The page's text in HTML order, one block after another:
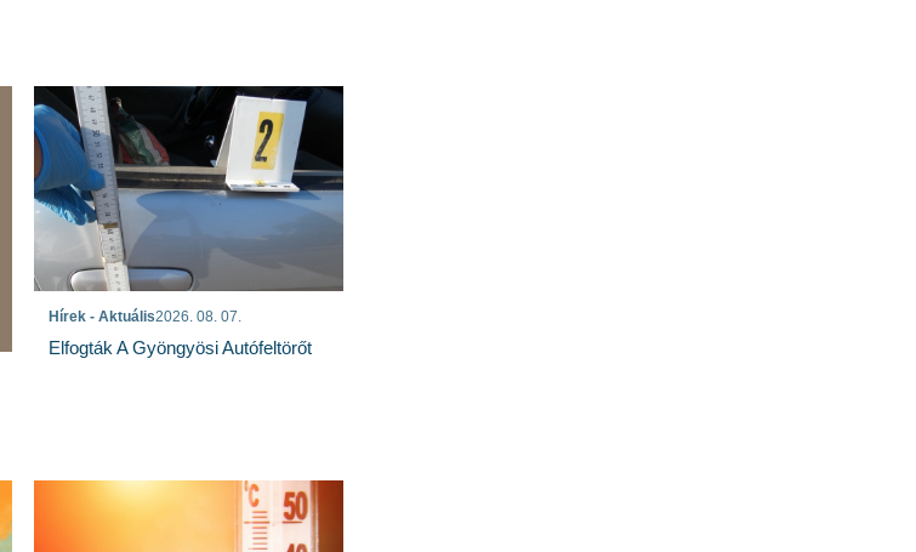
Hírek - Aktuális2026. 08. 07.
Elfogták A Gyöngyösi Autófeltörőt